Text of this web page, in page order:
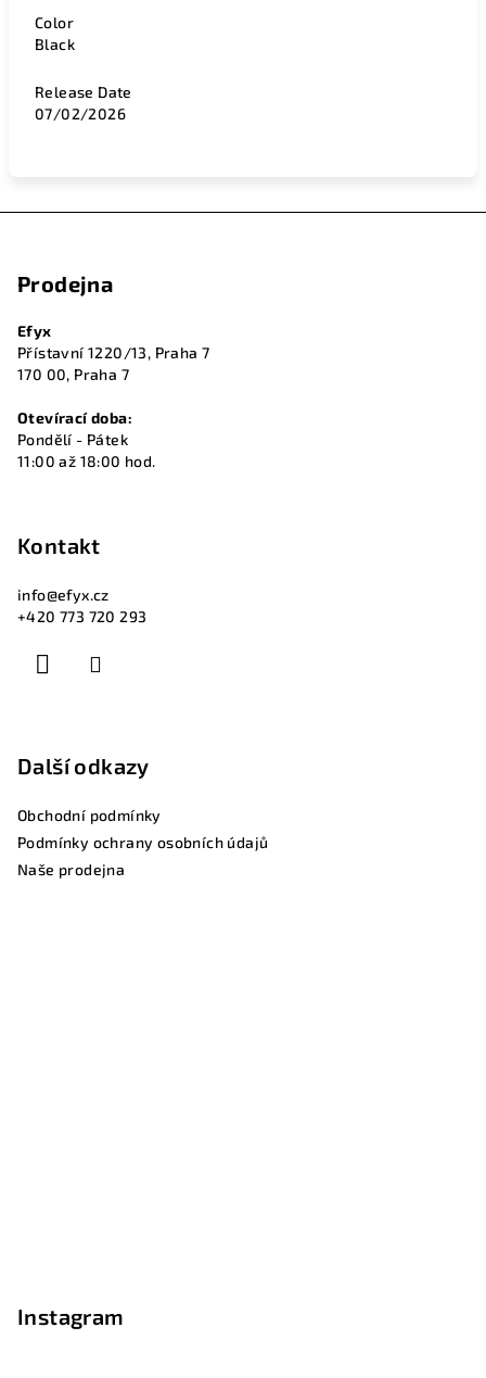
Color
Black
Release Date
07/02/2026
Prodejna
Efyx
Přístavní 1220/13, Praha 7
170 00, Praha 7
Otevírací doba:
Pondělí - Pátek
11:00 až 18:00 hod.
Kontakt
info@efyx.cz
+420 773 720 293
Další odkazy
Obchodní podmínky
Podmínky ochrany osobních údajů
Naše prodejna
Instagram